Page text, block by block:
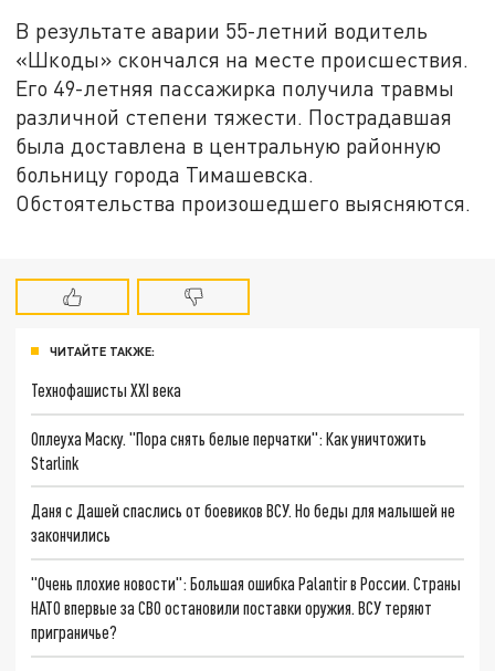
В результате аварии 55-летний водитель
«Шкоды» скончался на месте происшествия.
Его 49-летняя пассажирка получила травмы
различной степени тяжести. Пострадавшая
была доставлена в центральную районную
больницу города Тимашевска.
Обстоятельства произошедшего выясняются.
ЧИТАЙТЕ ТАКЖЕ:
Технофашисты XXI века
Оплеуха Маску. "Пора снять белые перчатки": Как уничтожить
Starlink
Даня с Дашей спаслись от боевиков ВСУ. Но беды для малышей не
закончились
"Очень плохие новости": Большая ошибка Palantir в России. Страны
НАТО впервые за СВО остановили поставки оружия. ВСУ теряют
приграничье?